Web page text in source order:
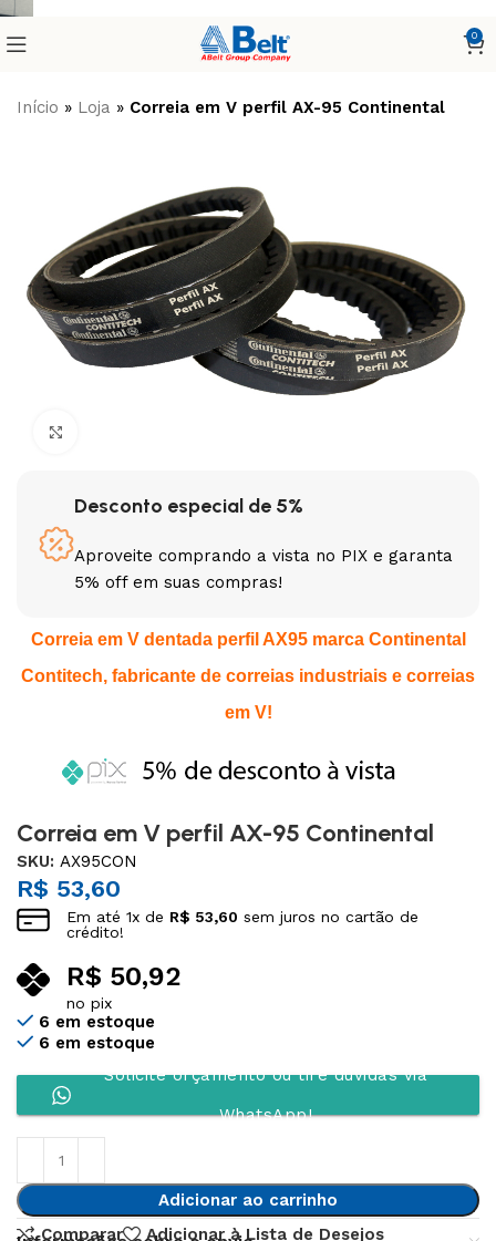
0
Início » Loja » Correia em V perfil AX-95 Continental
Desconto especial de 5%
Aproveite comprando a vista no PIX e garanta
5% off em suas compras!
Correia em V dentada perfil AX95 marca Continental
Contitech, fabricante de correias industriais e correias
em V!
Correia em V perfil AX-95 Continental
SKU:AX95CON
R$ 53,60
Em até1x de R$ 53,60 sem juros no cartão de
crédito!
R$ 50,92
no pix
6 em estoque
6 em estoque
Solicite orçamento ou tire dúvidas via
WhatsApp!
Adicionar ao carrinho
Comparar
Adicionar à Lista de Desejos